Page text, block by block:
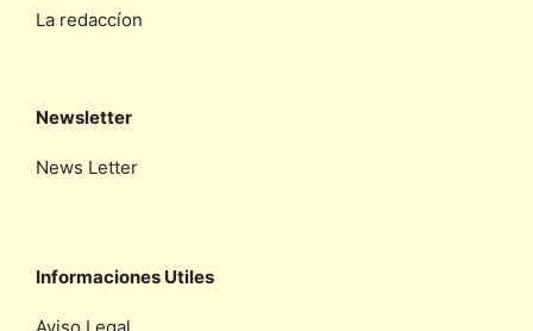
La redaccíon
Newsletter
News Letter
Informaciones Utiles